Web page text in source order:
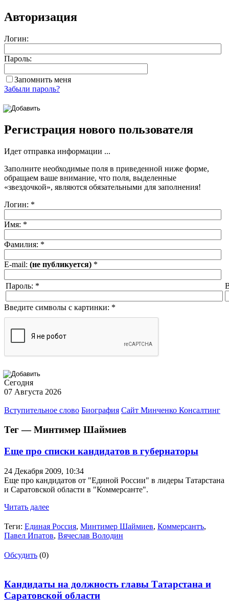
Авторизация
Логин:
Пароль:
Запомнить меня
Забыли пароль?
Регистрация нового пользователя
Идет отправка информации ...
Заполните необходимые поля в приведенной ниже форме,
обращаем ваше внимание, что поля, выделенные
«звездочкой», являются обязательными для заполнения!
Логин: *
Имя: *
Фамилия: *
E-mail: (не публикуется) *
Пароль: *
Введите символы с картинки: *
Сегодня
07 Августа 2026
Вступительное слово Биография Сайт Минченко Консалтинг
Тег — Минтимер Шаймиев
Еще про списки кандидатов в губернаторы
24 Декабря 2009, 10:34
Еще про кандидатов от "Единой России" в лидеры Татарстана
и Саратовской области в "Коммерсанте".
Читать далее
Теги: Единая Россия, Минтимер Шаймиев, Коммерсантъ,
Павел Ипатов, Вячеслав Володин
Обсудить (0)
Кандидаты на должность главы Татарстана и
Саратовской области